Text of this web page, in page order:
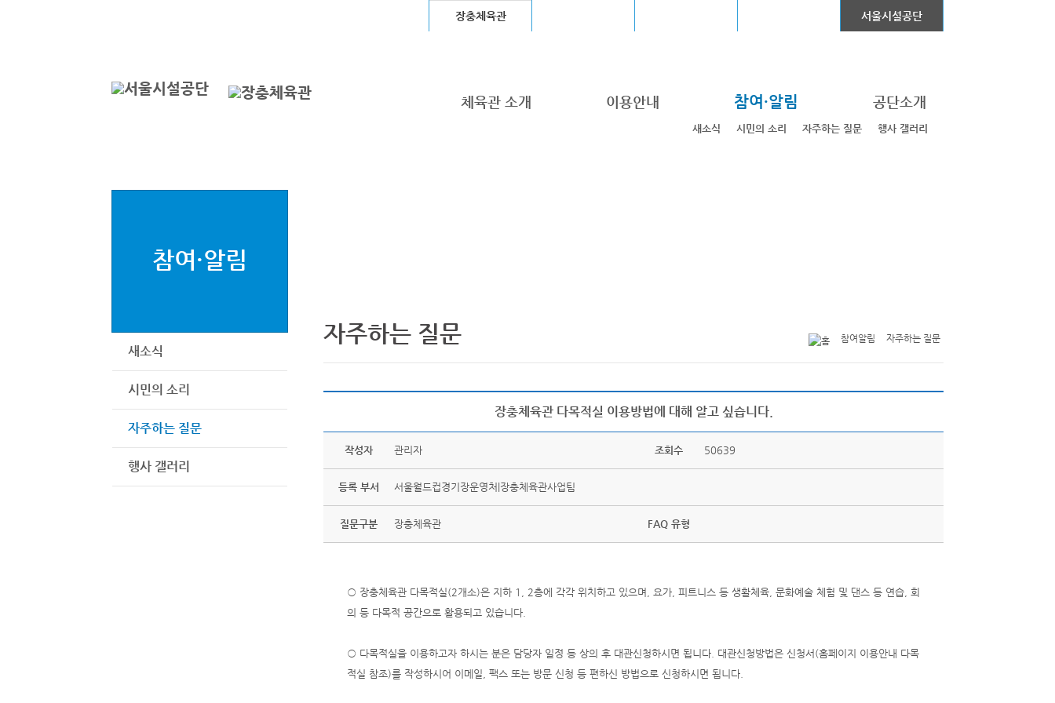
장충체육관 서울시설공단
체육관 소개 이용안내 참여·알림
새소식 시민의 소리 자주하는 질문 행사 갤러리
공단소개
참여·알림
새소식
시민의 소리
자주하는 질문
행사 갤러리
자주하는 질문 참여알림 자주하는 질문
장충체육관 다목적실 이용방법에 대해 알고 싶습니다.
작성자 관리자 조회수 50639
등록 부서 서울월드컵경기장운영처|장충체육관사업팀
질문구분 장충체육관 FAQ 유형
○ 장충체육관 다목적실(2개소)은 지하 1, 2층에 각각 위치하고 있으며, 요가, 피트니스 등 생활체육, 문화예술 체험 및 댄스 등 연습, 회
의 등 다목적 공간으로 활용되고 있습니다.
○ 다목적실을 이용하고자 하시는 분은 담당자 일정 등 상의 후 대관신청하시면 됩니다. 대관신청방법은 신청서(홈페이지 이용안내 다목
적실 참조)를 작성하시어 이메일, 팩스 또는 방문 신청 등 편하신 방법으로 신청하시면 됩니다.